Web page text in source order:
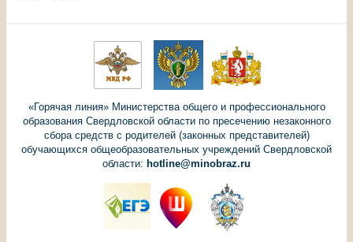
«Горячая линия» Министерства общего и профессионального
образования Свердловской области по пресечению незаконного
сбора средств с родителей (законных представителей)
обучающихся общеобразовательных учреждений Свердловской
области: hotline@minobraz.ru